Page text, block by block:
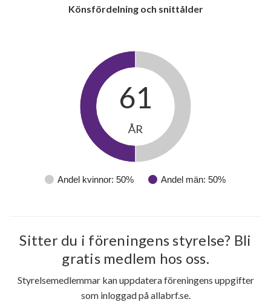
Könsfördelning och snittålder
Andel kvinnor: 50% Andel män: 50%
61
ÅR
Sitter du i föreningens styrelse? Bli
gratis medlem hos oss.
Styrelsemedlemmar kan uppdatera föreningens uppgifter
som inloggad på allabrf.se.